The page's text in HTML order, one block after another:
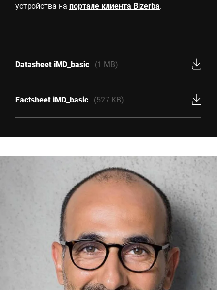
устройства на портале клиента Bizerba.
Datasheet iMD_basic (1 MB)
Factsheet iMD_basic (527 KB)